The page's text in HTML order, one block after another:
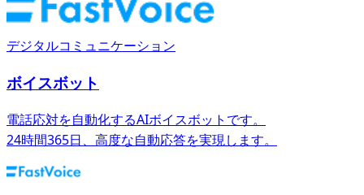
デジタルコミュニケーション
ボイスボット
電話応対を自動化するAIボイスボットです。
24時間365日、高度な自動応答を実現します。